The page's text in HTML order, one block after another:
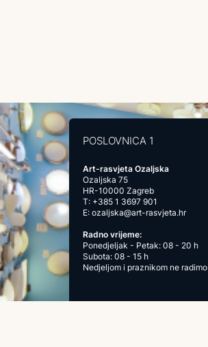
POSLOVNICA 1
Art-rasvjeta Ozaljska
Ozaljska 75
HR-10000 Zagreb
T: +385 1 3697 901
E: ozaljska@art-rasvjeta.hr
Radno vrijeme:
Ponedjeljak - Petak: 08 - 20 h
Subota: 08 - 15 h
Nedjeljom i praznikom ne radimo